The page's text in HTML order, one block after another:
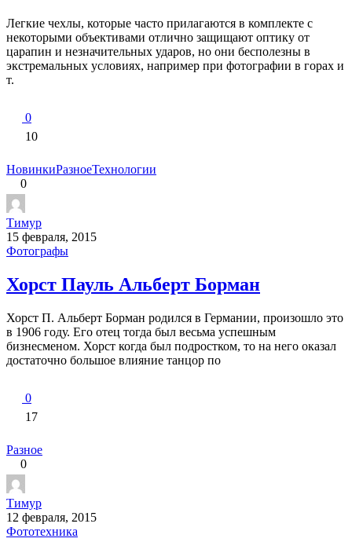
Легкие чехлы, которые часто прилагаются в комплекте с
некоторыми объективами отлично защищают оптику от
царапин и незначительных ударов, но они бесполезны в
экстремальных условиях, например при фотографии в горах и
т.
0
10
НовинкиРазноеТехнологии
0
Тимур
15 февраля, 2015
Фотографы
Хорст Пауль Альберт Борман
Хорст П. Альберт Борман родился в Германии, произошло это
в 1906 году. Его отец тогда был весьма успешным
бизнесменом. Хорст когда был подростком, то на него оказал
достаточно большое влияние танцор по
0
17
Разное
0
Тимур
12 февраля, 2015
Фототехника